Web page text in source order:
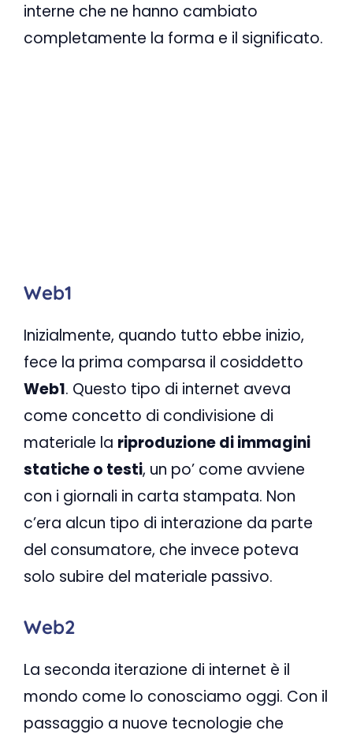
interne che ne hanno cambiato
completamente la forma e il significato.
Web1
Inizialmente, quando tutto ebbe inizio,
fece la prima comparsa il cosiddetto
Web1. Questo tipo di internet aveva
come concetto di condivisione di
materiale la riproduzione di immagini
statiche o testi, un po’ come avviene
con i giornali in carta stampata. Non
c’era alcun tipo di interazione da parte
del consumatore, che invece poteva
solo subire del materiale passivo.
Web2
La seconda iterazione di internet è il
mondo come lo conosciamo oggi. Con il
passaggio a nuove tecnologie che